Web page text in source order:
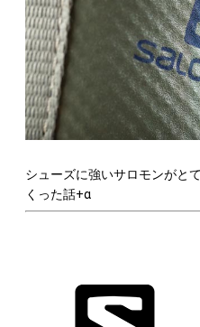
シューズに強いサロモンがと
くった話+α